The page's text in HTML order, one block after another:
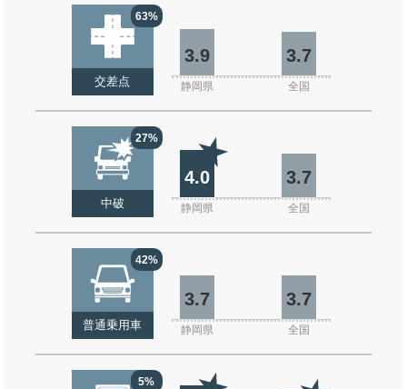
63%
交差点
3.9 3.7
静岡県 全国
27%
中破
4.0 3.7
静岡県 全国
42%
普通乗用車
3.7 3.7
静岡県 全国
5%